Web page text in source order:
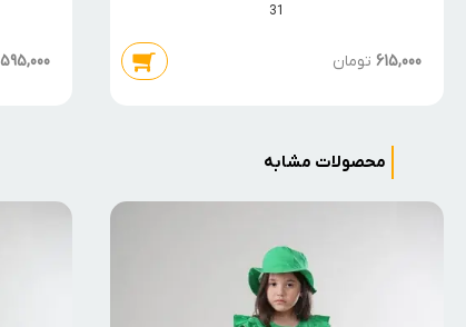
31
615,000 تومان 595,000
محصولات مشابه